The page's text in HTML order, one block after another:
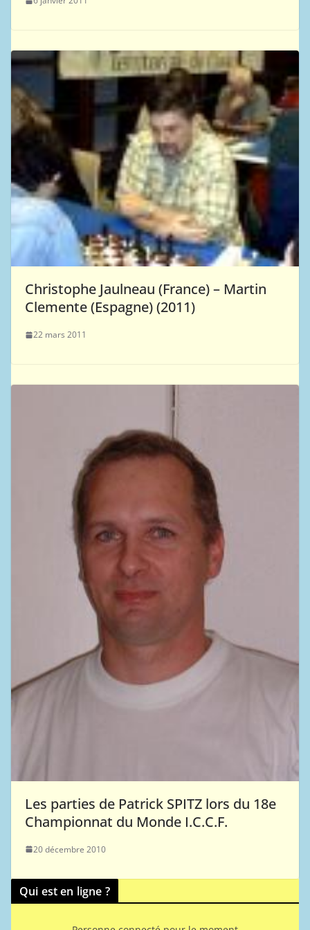
Christophe Jaulneau (France) – Martin
Clemente (Espagne) (2011)
22 mars 2011
Les parties de Patrick SPITZ lors du 18e
Championnat du Monde I.C.C.F.
20 décembre 2010
Qui est en ligne ?